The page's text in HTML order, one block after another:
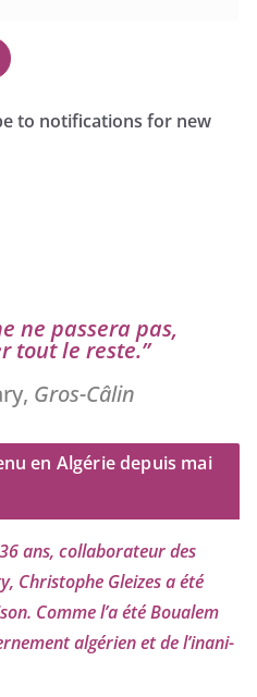
to notifications for new
ne pas­se­ra pas,
tout le reste.”
Gros-Câlin
en Algérie depuis mai
36ans, col­la­bo­ra­teur des
Christophe Gleizesa été
Comme l’a été Boualem
algé­rien et de l’i­na­ni­